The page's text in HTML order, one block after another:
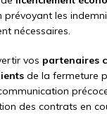
les
nécessaires.
vos partenaires
de la fermeture
des contrats en